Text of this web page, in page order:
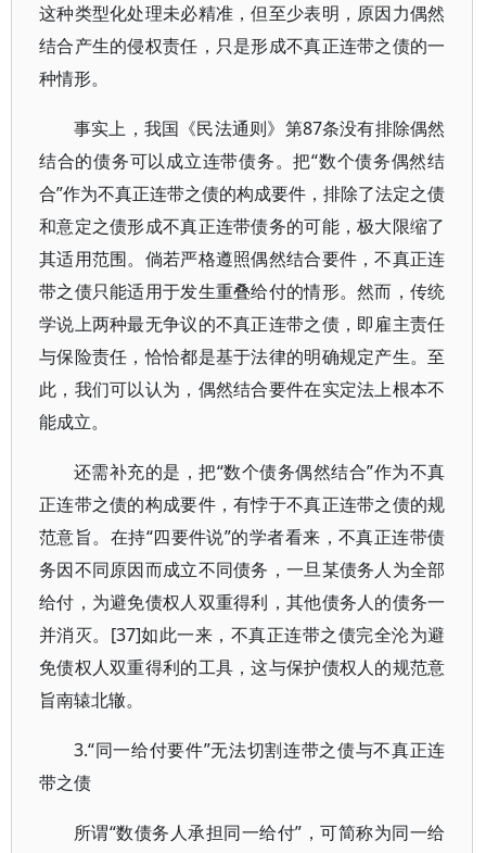
这种类型化处理未必精准，但至少表明，原因力偶然
结合产生的侵权责任，只是形成不真正连带之债的一
种情形。
事实上，我国《民法通则》第87条没有排除偶然
结合的债务可以成立连带债务。把“数个债务偶然结
合”作为不真正连带之债的构成要件，排除了法定之债
和意定之债形成不真正连带债务的可能，极大限缩了
其适用范围。倘若严格遵照偶然结合要件，不真正连
带之债只能适用于发生重叠给付的情形。然而，传统
学说上两种最无争议的不真正连带之债，即雇主责任
与保险责任，恰恰都是基于法律的明确规定产生。至
此，我们可以认为，偶然结合要件在实定法上根本不
能成立。
还需补充的是，把“数个债务偶然结合”作为不真
正连带之债的构成要件，有悖于不真正连带之债的规
范意旨。在持“四要件说”的学者看来，不真正连带债
务因不同原因而成立不同债务，一旦某债务人为全部
给付，为避免债权人双重得利，其他债务人的债务一
并消灭。[37]如此一来，不真正连带之债完全沦为避
免债权人双重得利的工具，这与保护债权人的规范意
旨南辕北辙。
3.“同一给付要件”无法切割连带之债与不真正连
带之债
所谓“数债务人承担同一给付”，可简称为同一给